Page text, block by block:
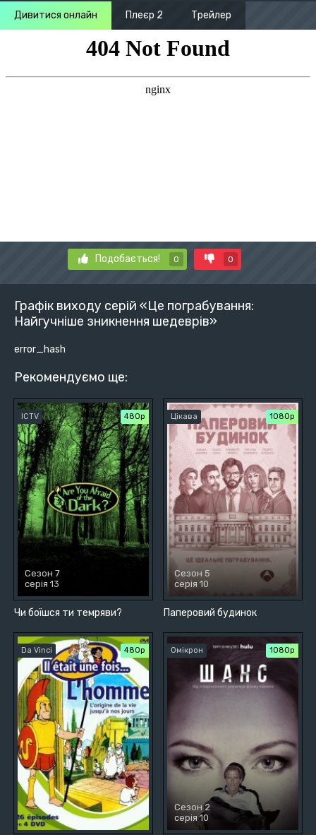
Дивитися онлайн Плеєр 2 Трейлер
Подобається! 0 0
Графік виходу серій «Це пограбування:
Найгучніше зникнення шедеврів»
error_hash
Рекомендуємо ще:
Чи боїшся ти темряви?
ICTV 480р
Сезон 7
серія 13
Паперовий будинок
Цікава 1080p
Сезон 5
серія 10
Da Vinci 480р Омікрон 1080p
Сезон 2
серія 10